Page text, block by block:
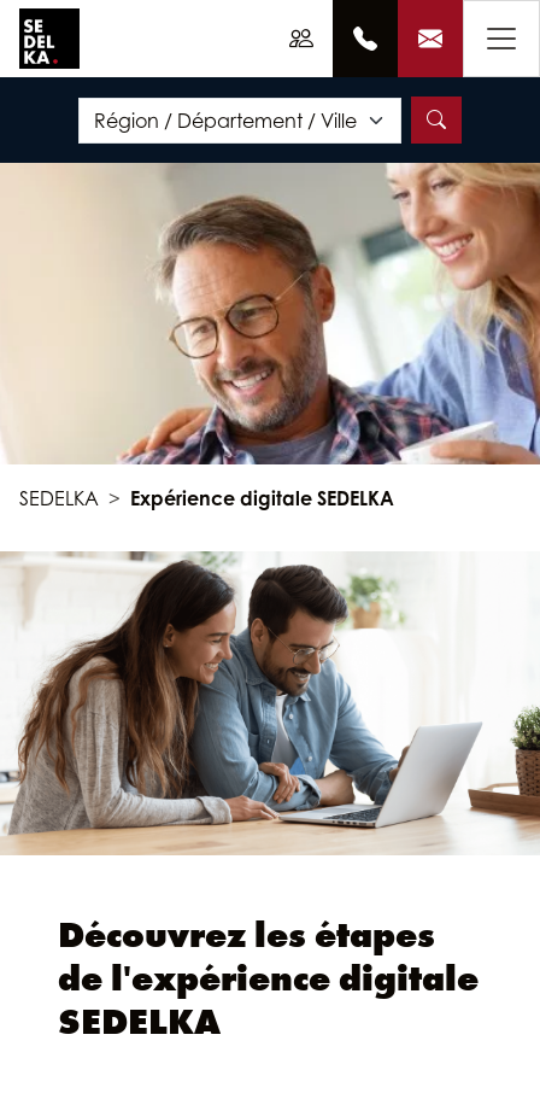
SEDELKA Expérience digitale SEDELKA
Découvrez les étapes
de l'expérience digitale
SEDELKA